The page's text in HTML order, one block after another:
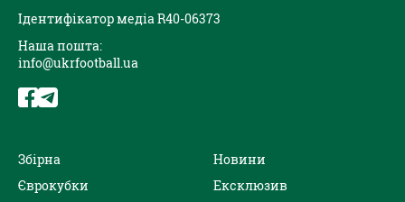
Ідентифікатор медіа R40-06373
Наша пошта:
info@ukrfootball.ua
Збірна
Єврокубки
Новини
Ексклюзив